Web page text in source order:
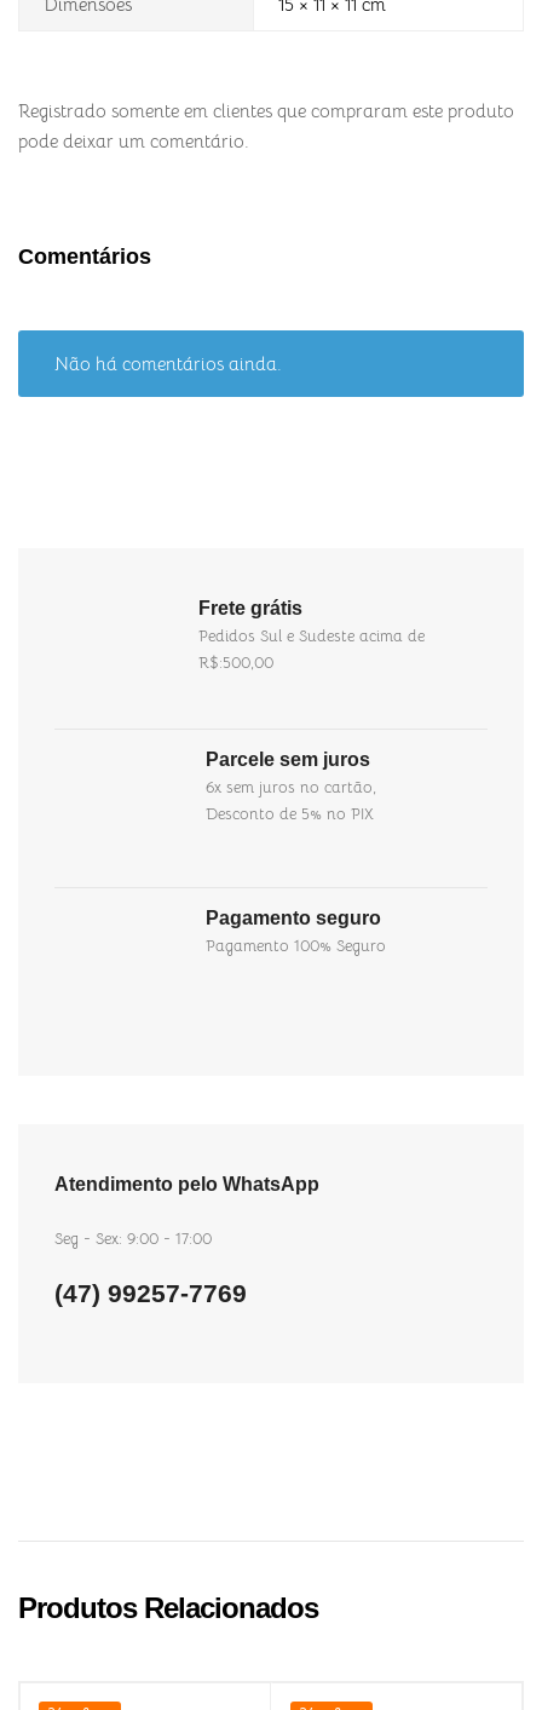
Registrado somente em clientes que compraram este produto
pode deixar um comentário.
Comentários
Não há comentários ainda.
Frete grátis
Pedidos Sul e Sudeste acima de
R$:500,00
Parcele sem juros
6x sem juros no cartão,
Desconto de 5% no PIX
Pagamento seguro
Pagamento 100% Seguro
Atendimento pelo WhatsApp
Seg - Sex: 9:00 - 17:00
(47) 99257-7769
Produtos Relacionados